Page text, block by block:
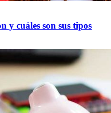
y cuáles son sus tipos